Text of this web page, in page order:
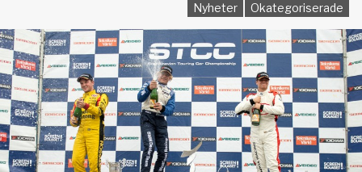
Nyheter Okategoriserade